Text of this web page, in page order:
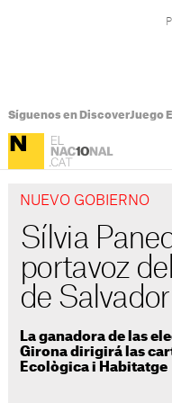
Síguenos en DiscoverJuego
NUEVO GOBIERNO
Sílvia
portavoz
de
La ganadora de las
Girona dirigirá las
Ecològica i Habitatge